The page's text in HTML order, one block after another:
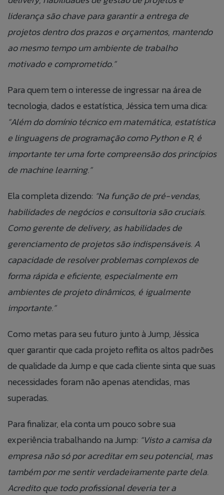
liderança são chave para garantir a entrega de
projetos dentro dos prazos e orçamentos, mantendo
ao mesmo tempo um ambiente de trabalho
motivado e comprometido.”
Para quem tem o interesse de ingressar na área de
tecnologia, dados e estatística, Jéssica tem uma dica:
“Além do domínio técnico em matemática, estatística
e linguagens de programação como Python e R, é
importante ter uma forte compreensão dos princípios
de machine learning.”
Ela completa dizendo: “Na função de pré-vendas,
habilidades de negócios e consultoria são cruciais.
Como gerente de delivery, as habilidades de
gerenciamento de projetos são indispensáveis. A
capacidade de resolver problemas complexos de
forma rápida e eficiente, especialmente em
ambientes de projeto dinâmicos, é igualmente
importante.”
Como metas para seu futuro junto à Jump, Jéssica
quer garantir que cada projeto reflita os altos padrões
de qualidade da Jump e que cada cliente sinta que suas
necessidades foram não apenas atendidas, mas
superadas.
Para finalizar, ela conta um pouco sobre sua
experiência trabalhando na Jump: “Visto a camisa da
empresa não só por acreditar em seu potencial, mas
também por me sentir verdadeiramente parte dela.
Acredito que todo profissional deveria ter a
Caso queira realizar alguma reclamação de
maneira anônima, você pode fazê-lo clicando no
ACESSAR FORMULÁRIO ANÔNIMO.
If you want to make a complaint anonymously,
you can do so by clicking the button to the side:
ACCESS ANONYMOUS FORM.
Currículos
Preencha as informações abaixo para
adicionar suas informações ao nosso banco
de currículos.
ANEXAR CURRÍCULO
Aceito que meus dados sejam utilizados para
possibilitar que a Jump Label identifique e entre em
contato com o titular dos dados para fins de